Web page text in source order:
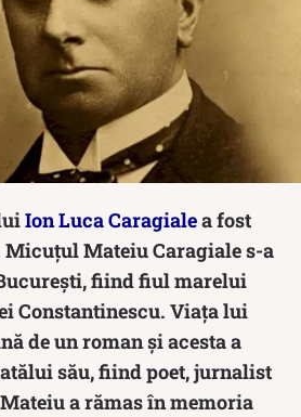
Ion Luca Caragialea fost
Mateiu Caragiale s-a
fiind fiul marelui
Constantinescu. Viața lui
de un roman și acesta a
său, fiind poet, jurnalist
a rămas în memoria